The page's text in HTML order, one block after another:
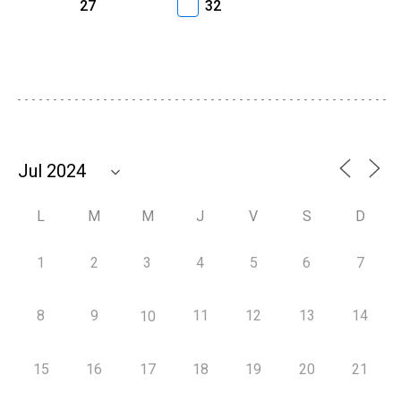
27 32
L M M J V S D
1 2 3 4 5 6 7
8 9 10 11 12 13 14
15 16 17 18 19 20 21